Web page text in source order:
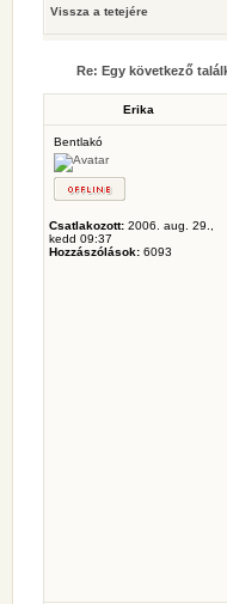
Vissza a tetejére
Re: Egy következő
Erika
Bentlakó
Csatlakozott: 2006. aug. 29.,
kedd 09:37
Hozzászólások: 6093